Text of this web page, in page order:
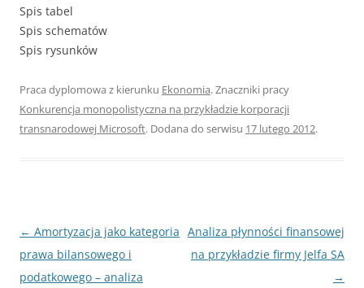
Spis tabel
Spis schematów
Spis rysunków
Praca dyplomowa z kierunku Ekonomia. Znaczniki pracy
Konkurencja monopolistyczna na przykładzie korporacji
transnarodowej Microsoft. Dodana do serwisu 17 lutego 2012.
Nawigacja
wpisu
← Amortyzacja jako kategoria
prawa bilansowego i
podatkowego – analiza
Analiza płynności finansowej
na przykładzie firmy Jelfa SA
→